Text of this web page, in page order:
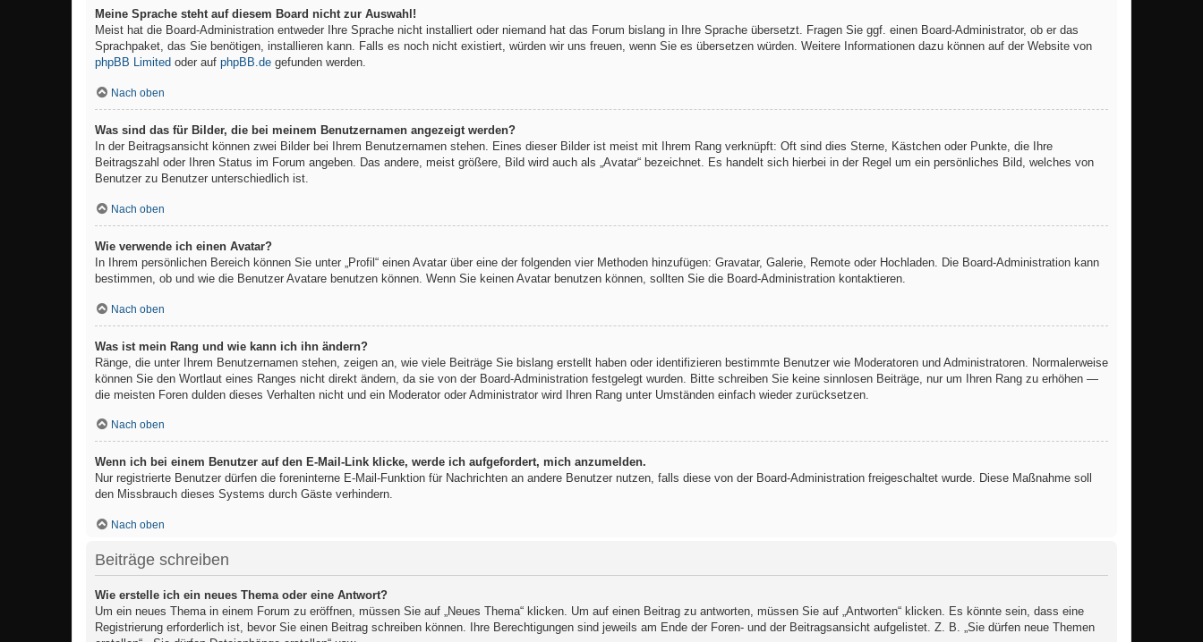
Meine Sprache steht auf diesem Board nicht zur Auswahl!
Meist hat die Board-Administration entweder Ihre Sprache nicht installiert oder niemand hat das Forum bislang in Ihre Sprache übersetzt. Fragen Sie ggf. einen Board-Administrator, ob er das
Sprachpaket, das Sie benötigen, installieren kann. Falls es noch nicht existiert, würden wir uns freuen, wenn Sie es übersetzen würden. Weitere Informationen dazu können auf der Website von
phpBB Limited oder auf phpBB.de gefunden werden.
Nach oben
Was sind das für Bilder, die bei meinem Benutzernamen angezeigt werden?
In der Beitragsansicht können zwei Bilder bei Ihrem Benutzernamen stehen. Eines dieser Bilder ist meist mit Ihrem Rang verknüpft: Oft sind dies Sterne, Kästchen oder Punkte, die Ihre
Beitragszahl oder Ihren Status im Forum angeben. Das andere, meist größere, Bild wird auch als „Avatar“ bezeichnet. Es handelt sich hierbei in der Regel um ein persönliches Bild, welches von
Benutzer zu Benutzer unterschiedlich ist.
Nach oben
Wie verwende ich einen Avatar?
In Ihrem persönlichen Bereich können Sie unter „Profil“ einen Avatar über eine der folgenden vier Methoden hinzufügen: Gravatar, Galerie, Remote oder Hochladen. Die Board-Administration kann
bestimmen, ob und wie die Benutzer Avatare benutzen können. Wenn Sie keinen Avatar benutzen können, sollten Sie die Board-Administration kontaktieren.
Nach oben
Was ist mein Rang und wie kann ich ihn ändern?
Ränge, die unter Ihrem Benutzernamen stehen, zeigen an, wie viele Beiträge Sie bislang erstellt haben oder identifizieren bestimmte Benutzer wie Moderatoren und Administratoren. Normalerweise
können Sie den Wortlaut eines Ranges nicht direkt ändern, da sie von der Board-Administration festgelegt wurden. Bitte schreiben Sie keine sinnlosen Beiträge, nur um Ihren Rang zu erhöhen —
die meisten Foren dulden dieses Verhalten nicht und ein Moderator oder Administrator wird Ihren Rang unter Umständen einfach wieder zurücksetzen.
Nach oben
Wenn ich bei einem Benutzer auf den E-Mail-Link klicke, werde ich aufgefordert, mich anzumelden.
Nur registrierte Benutzer dürfen die foreninterne E-Mail-Funktion für Nachrichten an andere Benutzer nutzen, falls diese von der Board-Administration freigeschaltet wurde. Diese Maßnahme soll
den Missbrauch dieses Systems durch Gäste verhindern.
Nach oben
Beiträge schreiben
Wie erstelle ich ein neues Thema oder eine Antwort?
Um ein neues Thema in einem Forum zu eröffnen, müssen Sie auf „Neues Thema“ klicken. Um auf einen Beitrag zu antworten, müssen Sie auf „Antworten“ klicken. Es könnte sein, dass eine
Registrierung erforderlich ist, bevor Sie einen Beitrag schreiben können. Ihre Berechtigungen sind jeweils am Ende der Foren- und der Beitragsansicht aufgelistet. Z. B. „Sie dürfen neue Themen